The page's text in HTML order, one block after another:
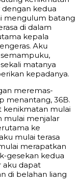
kedua
mengulum batang
di dalam
kepala
Aku
matanya
kepadanya.
meremas-
menantang, 36B.
kenikmatan mulai
mulai menjalar
ke
mulai terasa
merapatkan
gesekan kedua
aku dapat
di belahan liang